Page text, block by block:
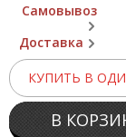
Самовывоз
Доставка
КУПИТЬ В
В